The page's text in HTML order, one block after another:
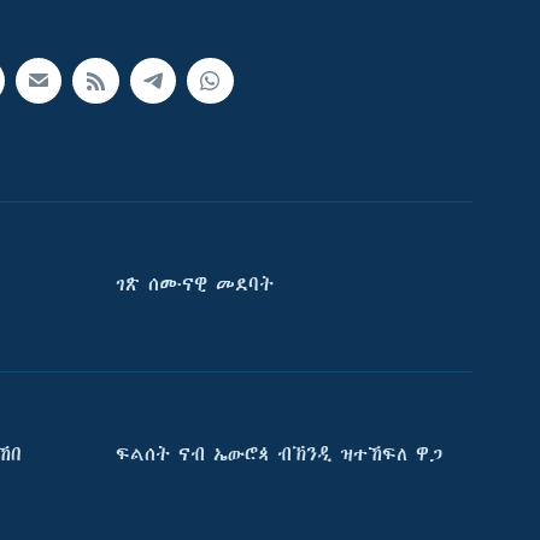
ገጽ ሰሙናዊ መደባት
ፍልሰት ናብ ኤውሮጳ ብኽንዲ ዝተኸፍለ ዋጋ